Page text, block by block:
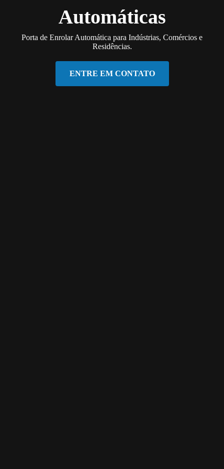
Automáticas
Porta de Enrolar Automática para Indústrias, Comércios e
Residências.
ENTRE EM CONTATO